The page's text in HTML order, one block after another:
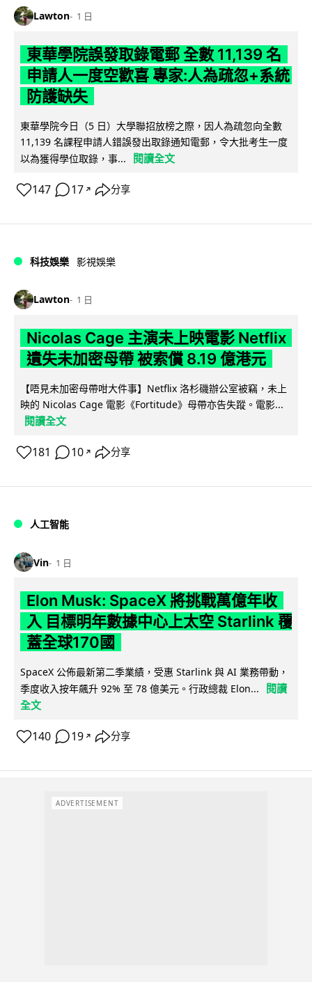
Lawton 1 日
東華學院誤發取錄電郵 全數 11,139 名
申請人一度空歡喜 專家:人為疏忽+系統
防護缺失
東華學院今日（5 日）大學聯招放榜之際，因人為疏忽向全數
11,139 名課程申請人錯誤發出取錄通知電郵，令大批考生一度
以為獲得學位取錄，事...
閱讀全文
147 17 ↗ 分享
科技娛樂 影視娛樂
Lawton 1 日
Nicolas Cage 主演未上映電影 Netflix
遺失未加密母帶 被索償 8.19 億港元
【唔見未加密母帶咁大件事】Netflix 洛杉磯辦公室被竊，未上
映的 Nicolas Cage 電影《Fortitude》母帶亦告失蹤。電影...
閱讀全文
181 10 ↗ 分享
人工智能
Vin 1 日
Elon Musk: SpaceX 將挑戰萬億年收
入 目標明年數據中心上太空 Starlink 覆
蓋全球170國
SpaceX 公佈最新第二季業績，受惠 Starlink 與 AI 業務帶動，
季度收入按年飆升 92% 至 78 億美元。行政總裁 Elon...
閱讀
全文
140 19 ↗ 分享
ADVERTISEMENT